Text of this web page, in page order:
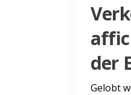
affic
der
Gelobt